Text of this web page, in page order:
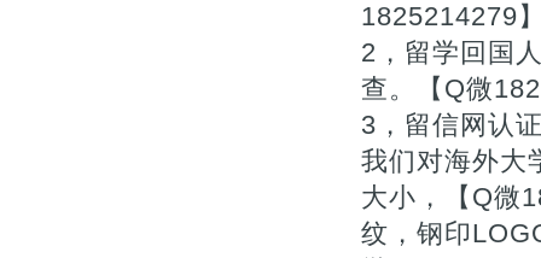
1825214279
2，留学回国
查。【Q微
3，留信网认
我们对海外大
大小，【Q微
纹，钢印